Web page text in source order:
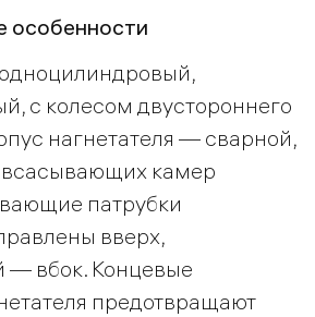
особенности
с колесом двустороннего
нагнетателя — сварной,
всасывающих камер
патрубки
вверх,
— вбок. Концевые
предотвращают